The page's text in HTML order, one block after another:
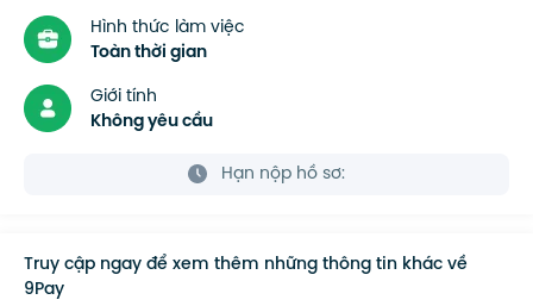
Hình thức làm việc
Toàn thời gian
Giới tính
Không yêu cầu
Hạn nộp hồ sơ:
Truy cập ngay để xem thêm những thông tin khác về
9Pay